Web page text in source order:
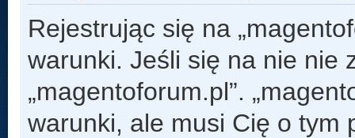
Rejestrując się na
warunki. Jeśli się na nie nie
„magentoforum.pl”.
warunki, ale musi Cię o tym